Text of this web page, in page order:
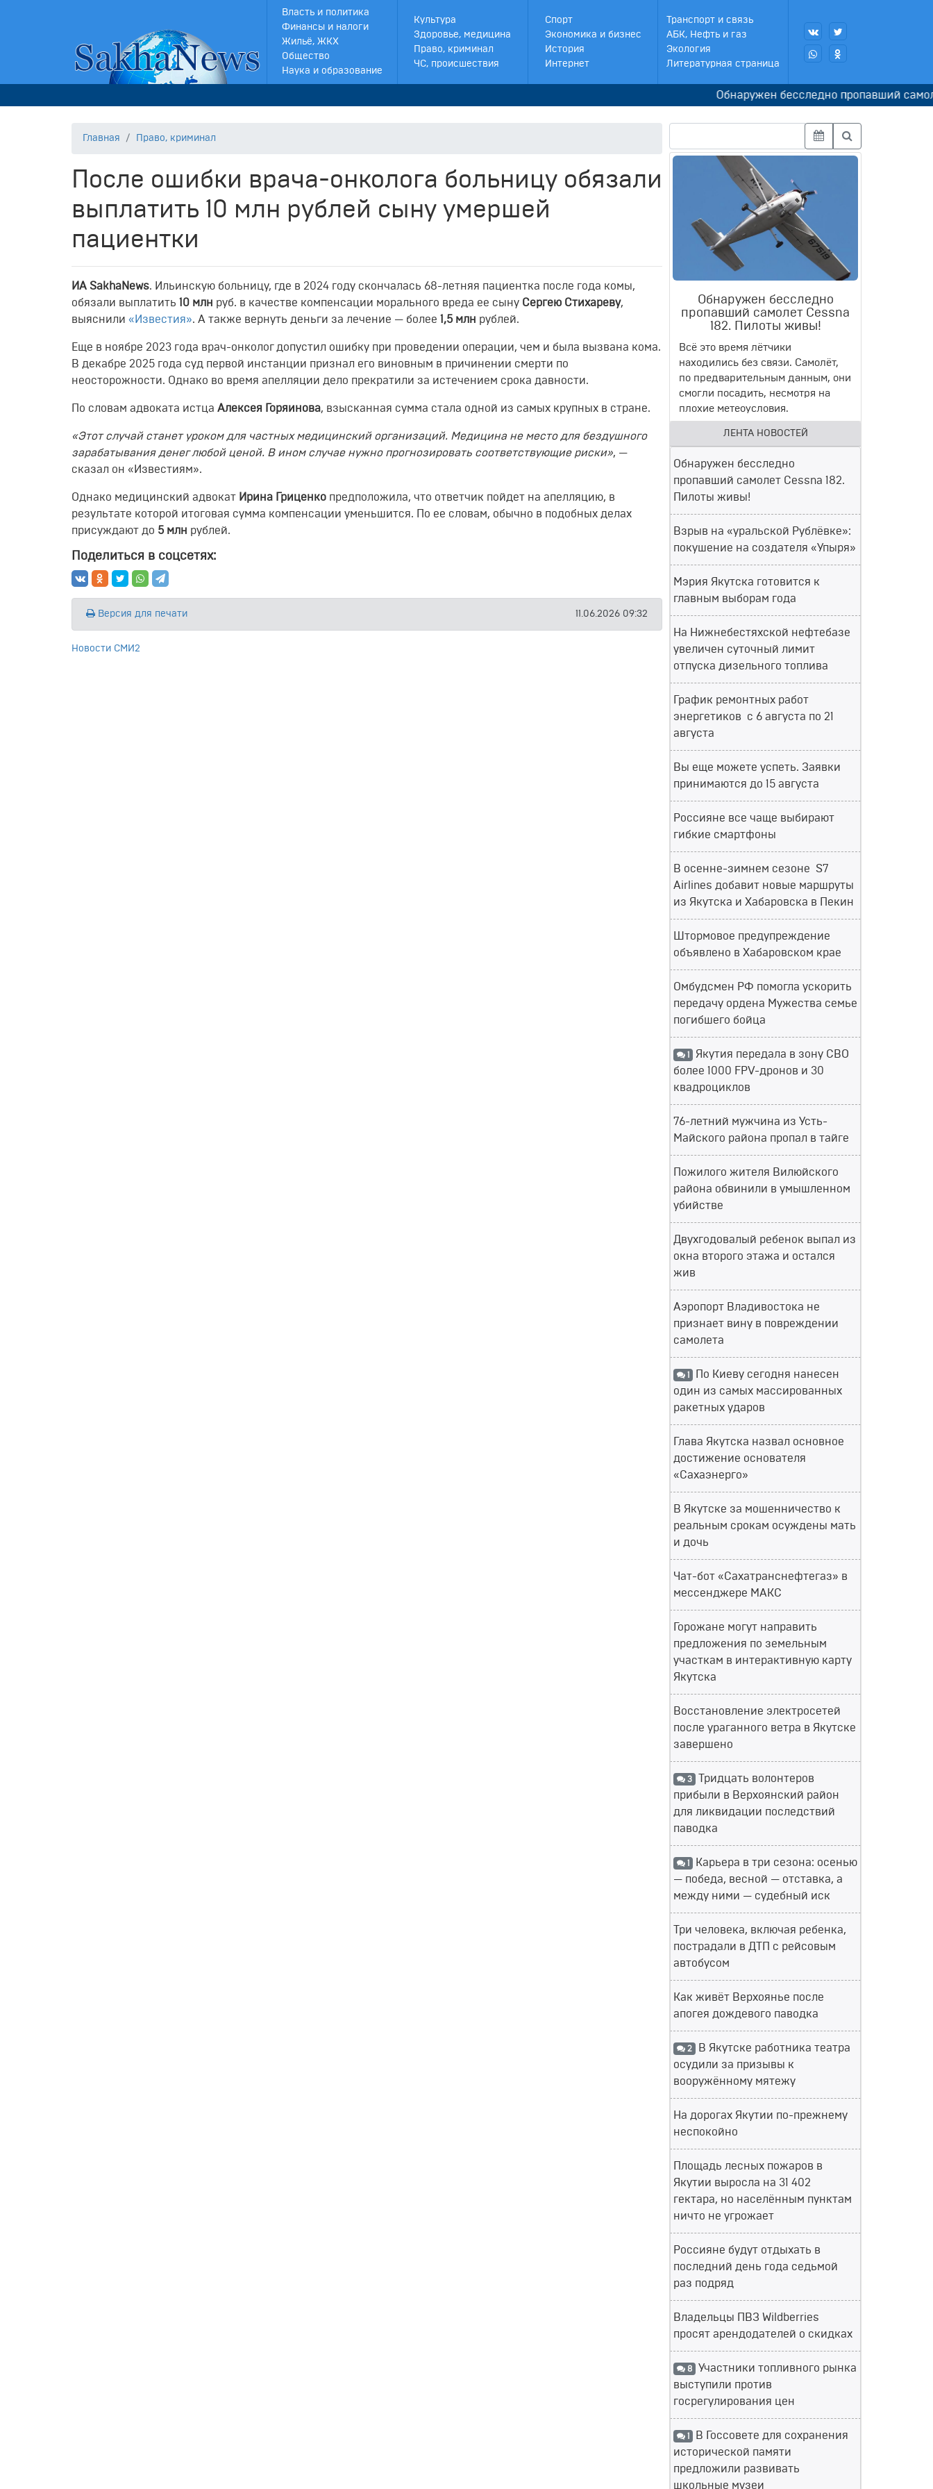
Власть и политика
Финансы и налоги
Жильё, ЖКХ
Общество
Наука и образование
Культура
Здоровье, медицина
Право, криминал
ЧС, происшествия
Спорт
Экономика и бизнес
История
Интернет
Транспорт и связь
АБК, Нефть и газ
Экология
Литературная страница
Обнаружен бесследно пропавший самолет
Главная Право, криминал
После ошибки врача-онколога больницу обязали
выплатить 10 млн рублей сыну умершей
пациентки
ИА SakhaNews. Ильинскую больницу, где в 2024 году скончалась 68-летняя пациентка после года комы,
обязали выплатить 10 млн руб. в качестве компенсации морального вреда ее сыну Сергею Стихареву,
выяснили «Известия». А также вернуть деньги за лечение — более 1,5 млн рублей.
Еще в ноябре 2023 года врач-онколог допустил ошибку при проведении операции, чем и была вызвана кома.
В декабре 2025 года суд первой инстанции признал его виновным в причинении смерти по
неосторожности. Однако во время апелляции дело прекратили за истечением срока давности.
По словам адвоката истца Алексея Горяинова, взысканная сумма стала одной из самых крупных в стране.
«Этот случай станет уроком для частных медицинский организаций. Медицина не место для бездушного
зарабатывания денег любой ценой. В ином случае нужно прогнозировать соответствующие риски», —
сказал он «Известиям».
Однако медицинский адвокат Ирина Гриценко предположила, что ответчик пойдет на апелляцию, в
результате которой итоговая сумма компенсации уменьшится. По ее словам, обычно в подобных делах
присуждают до 5 млн рублей.
Поделиться в соцсетях:
Версия для печати 11.06.2026 09:32
Новости СМИ2
Обнаружен бесследно
пропавший самолет Cessna
182. Пилоты живы!
Всё это время лётчики
находились без связи. Самолёт,
по предварительным данным, они
смогли посадить, несмотря на
плохие метеоусловия.
ЛЕНТА НОВОСТЕЙ
Обнаружен бесследно
пропавший самолет Cessna 182.
Пилоты живы!
Взрыв на «уральской Рублёвке»:
покушение на создателя «Упыря»
Мэрия Якутска готовится к
главным выборам года
На Нижнебестяхской нефтебазе
увеличен суточный лимит
отпуска дизельного топлива
График ремонтных работ
энергетиков с 6 августа по 21
августа
Вы еще можете успеть. Заявки
принимаются до 15 августа
Россияне все чаще выбирают
гибкие смартфоны
В осенне-зимнем сезоне S7
Airlines добавит новые маршруты
из Якутска и Хабаровска в Пекин
Штормовое предупреждение
объявлено в Хабаровском крае
Омбудсмен РФ помогла ускорить
передачу ордена Мужества семье
погибшего бойца
1 Якутия передала в зону СВО
более 1000 FPV-дронов и 30
квадроциклов
76-летний мужчина из Усть-
Майского района пропал в тайге
Пожилого жителя Вилюйского
района обвинили в умышленном
убийстве
Двухгодовалый ребенок выпал из
окна второго этажа и остался
жив
Аэропорт Владивостока не
признает вину в повреждении
самолета
1 По Киеву сегодня нанесен
один из самых массированных
ракетных ударов
Глава Якутска назвал основное
достижение основателя
«Сахаэнерго»
В Якутске за мошенничество к
реальным срокам осуждены мать
и дочь
Чат-бот «Сахатранснефтегаз» в
мессенджере МАКС
Горожане могут направить
предложения по земельным
участкам в интерактивную карту
Якутска
Восстановление электросетей
после ураганного ветра в Якутске
завершено
3 Тридцать волонтеров
прибыли в Верхоянский район
для ликвидации последствий
паводка
1 Карьера в три сезона: осенью
— победа, весной — отставка, а
между ними — судебный иск
Три человека, включая ребенка,
пострадали в ДТП с рейсовым
автобусом
Как живёт Верхоянье после
апогея дождевого паводка
2 В Якутске работника театра
осудили за призывы к
вооружённому мятежу
На дорогах Якутии по-прежнему
неспокойно
Площадь лесных пожаров в
Якутии выросла на 31 402
гектара, но населённым пунктам
ничто не угрожает
Россияне будут отдыхать в
последний день года седьмой
раз подряд
Владельцы ПВЗ Wildberries
просят арендодателей о скидках
8 Участники топливного рынка
выступили против
госрегулирования цен
1 В Госсовете для сохранения
исторической памяти
предложили развивать
школьные музеи